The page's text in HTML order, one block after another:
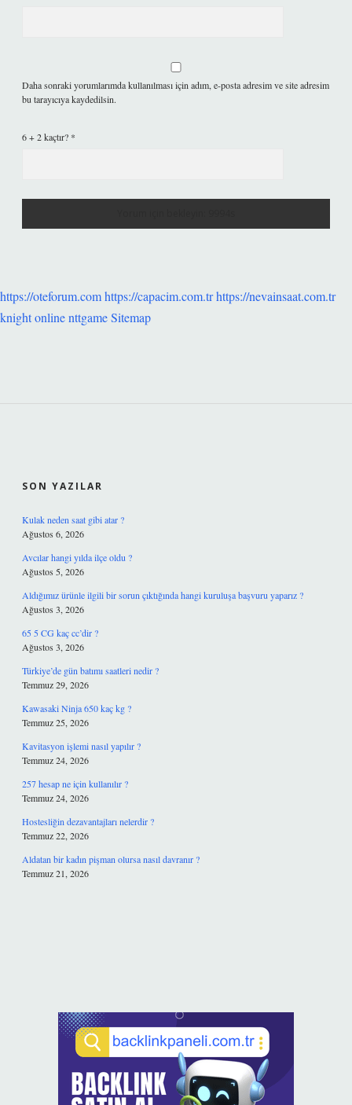
Daha sonraki yorumlarımda kullanılması için adım, e-posta adresim ve site adresim
bu tarayıcıya kaydedilsin.
6 + 2 kaçtır? *
https://oteforum.comhttps://capacim.com.trhttps://nevainsaat.com.tr
knight onlinenttgameSitemap
SON YAZILAR
Kulak neden saat gibi atar ?
Ağustos 6, 2026
Avcılar hangi yılda ilçe oldu ?
Ağustos 5, 2026
Aldığımız ürünle ilgili bir sorun çıktığında hangi kuruluşa başvuru yaparız ?
Ağustos 3, 2026
65 5 CG kaç cc’dir ?
Ağustos 3, 2026
Türkiye’de gün batımı saatleri nedir ?
Temmuz 29, 2026
Kawasaki Ninja 650 kaç kg ?
Temmuz 25, 2026
Kavitasyon işlemi nasıl yapılır ?
Temmuz 24, 2026
257 hesap ne için kullanılır ?
Temmuz 24, 2026
Hostesliğin dezavantajları nelerdir ?
Temmuz 22, 2026
Aldatan bir kadın pişman olursa nasıl davranır ?
Temmuz 21, 2026